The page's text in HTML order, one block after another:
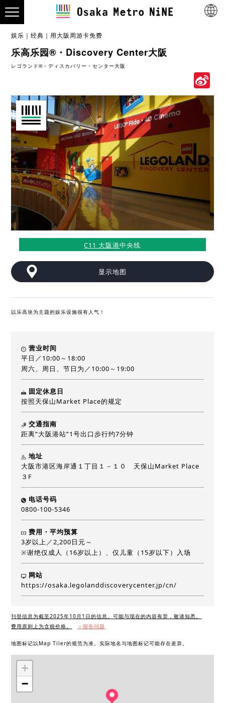
娱乐 经典 用大阪周游卡免费
乐高乐园®・Discovery Center大阪
レゴランド®・ディスカバリー・センター大阪
C11 大阪港中央线
显示地图
以乐高块为主题的娱乐设施很有人气！
营业时间
平日／10:00～18:00
周六、周日、节日为／10:00～19:00
固定休息日
按照天保山Market Place的规定
交通指南
距离“大阪港站”1号出口步行约7分钟
地址
大阪市港区海岸通１丁目１－１０ 天保山Market Place
３F
电话号码
0800-100-5346
费用・平均预算
3岁以上／2,200日元～
※谢绝仅成人（16岁以上）、仅儿童（15岁以下）入场
网站
https://osaka.legolanddiscoverycenter.jp/cn/
刊登信息为截至2025年10月1日的信息。可能与现在的内容有异，敬请知悉。
费用原则上为含税价格。
＞报告问题
地图标记以Map Tiler的规范为准。实际地名与地图标记可能存在差异。
+
−